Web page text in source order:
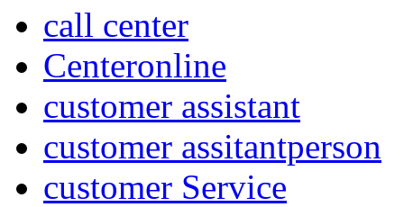
call center
Centeronline
customer assistant
customer assitantperson
customer Service